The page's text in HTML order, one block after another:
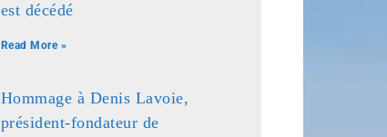
est décédé
Read More »
Hommage à Denis Lavoie,
président-fondateur de